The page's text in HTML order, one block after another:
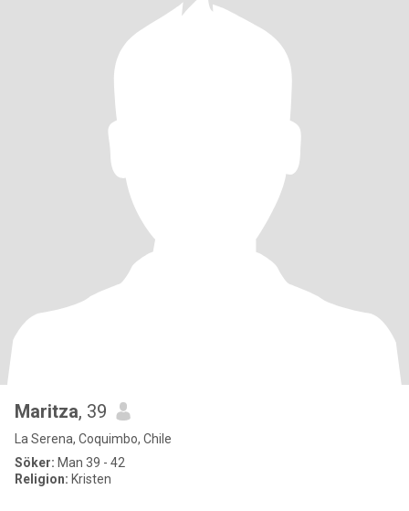
Maritza, 39
La Serena, Coquimbo, Chile
Söker: Man 39 - 42
Religion: Kristen